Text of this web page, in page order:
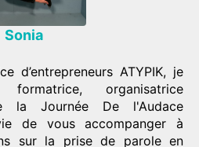
Sonia
d’entrepreneurs ATYPIK, je
formatrice, organisatrice
la Journée De l'Audace
de vous accompanger à
sur la prise de parole en